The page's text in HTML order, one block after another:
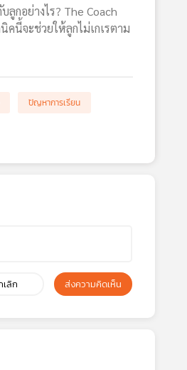
กอย่างไร? The Coach
นี้จะช่วยให้ลูกไม่เกเรตาม
ปัญหาการเรียน
ลิก ส่งความคิดเห็น